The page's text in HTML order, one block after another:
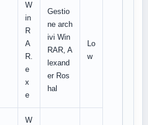
W
in
R
A
R.
e
x
e
Gestio
ne arch
ivi Win
RAR, A
lexand
er Ros
hal
Lo
w
W